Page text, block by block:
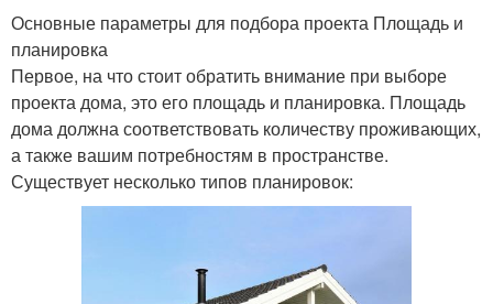
Основные параметры для подбора проекта Площадь и
планировка
Первое, на что стоит обратить внимание при выборе
проекта дома, это его площадь и планировка. Площадь
дома должна соответствовать количеству проживающих,
а также вашим потребностям в пространстве.
Существует несколько типов планировок: